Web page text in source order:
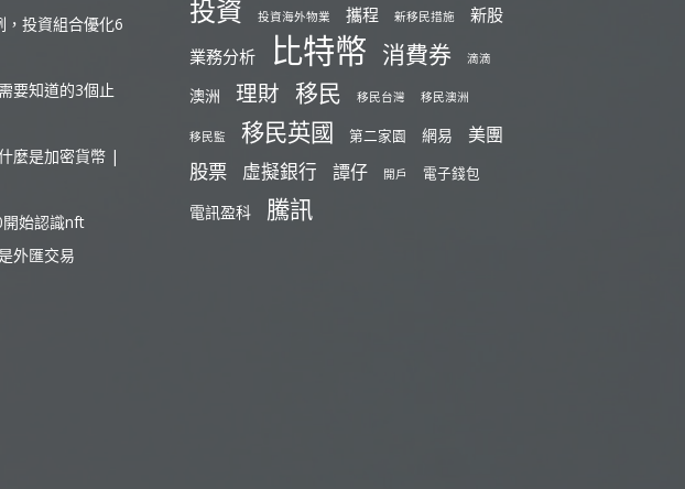
投資組合優化6
要知道的3個止
麼是加密貨幣 |
始認識nft
外匯交易
投資 投資海外物業 攜程 新移民措施
新股
業務分析
比特幣 消費券 滴滴
澳洲 理財 移民 移民台灣 移民澳洲
移民監 移民英國 第二家園 網易 美團
股票 虛擬銀行 譚仔 開戶 電子錢包
電訊盈科 騰訊